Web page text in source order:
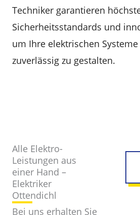
Techniker garantieren
Sicherheitsstandards und
um Ihre elektrischen
zuverlässig zu gestalten.
Alle Elektro-
Leistungen aus
einer Hand –
Elektriker
Ottendichl
Bei uns erhalten Sie